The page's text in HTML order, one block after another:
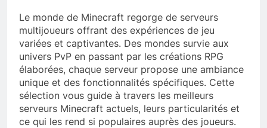
Le monde de Minecraft regorge de serveurs
multijoueurs offrant des expériences de jeu
variées et captivantes. Des mondes survie aux
univers PvP en passant par les créations RPG
élaborées, chaque serveur propose une ambiance
unique et des fonctionnalités spécifiques. Cette
sélection vous guide à travers les meilleurs
serveurs Minecraft actuels, leurs particularités et
ce qui les rend si populaires auprès des joueurs.